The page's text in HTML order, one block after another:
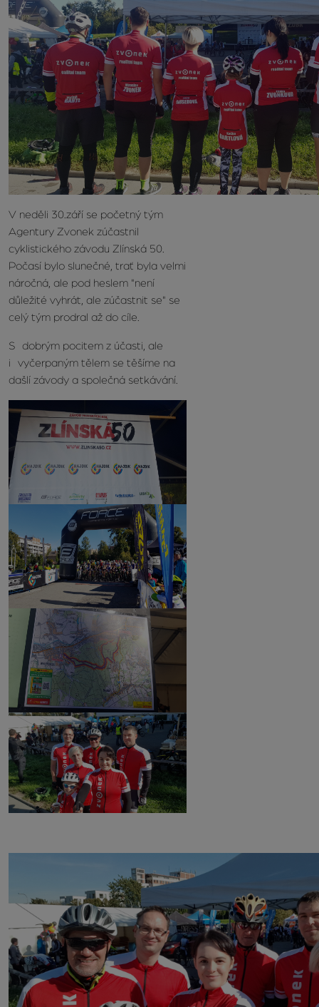
V neděli 30.září se početný tým
Agentury Zvonek zúčastnil
cyklistického závodu Zlínská 50.
Počasí bylo slunečné, trať byla velmi
náročná, ale pod heslem "není
důležité vyhrát, ale zúčastnit se" se
celý tým prodral až do cíle.
S dobrým pocitem z účasti, ale
i vyčerpaným tělem se těšíme na
dašlí závody a společná setkávání.